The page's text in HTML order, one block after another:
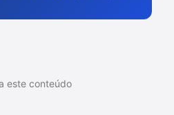
este conteúdo